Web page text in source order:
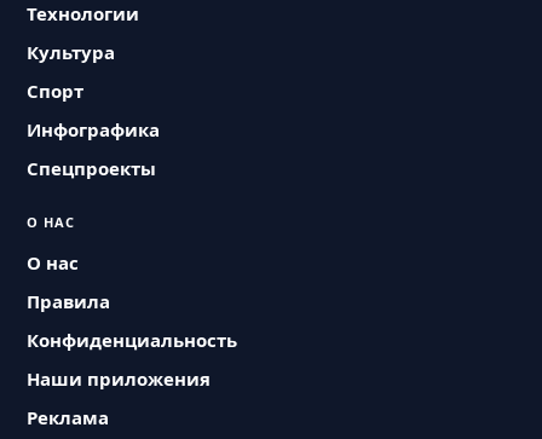
Технологии
Культура
Спорт
Инфографика
Спецпроекты
О НАС
О нас
Правила
Конфиденциальность
Наши приложения
Реклама